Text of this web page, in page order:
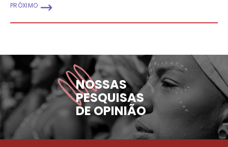
PRÓXIMO
NOSSAS
PESQUISAS
DE OPINIÃO